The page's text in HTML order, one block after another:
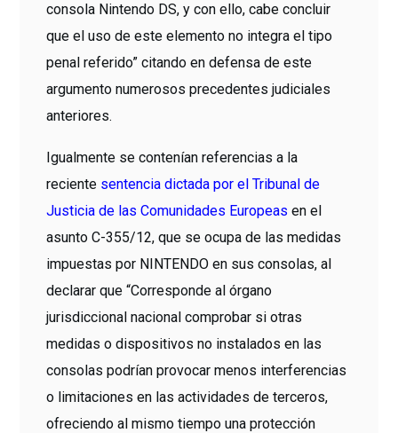
consola Nintendo DS, y con ello, cabe concluir
que el uso de este elemento no integra el tipo
penal referido” citando en defensa de este
argumento numerosos precedentes judiciales
anteriores.
Igualmente se contenían referencias a la
reciente sentencia dictada por el Tribunal de
Justicia de las Comunidades Europeas en el
asunto C-355/12, que se ocupa de las medidas
impuestas por NINTENDO en sus consolas, al
declarar que “Corresponde al órgano
jurisdiccional nacional comprobar si otras
medidas o dispositivos no instalados en las
consolas podrían provocar menos interferencias
o limitaciones en las actividades de terceros,
ofreciendo al mismo tiempo una protección